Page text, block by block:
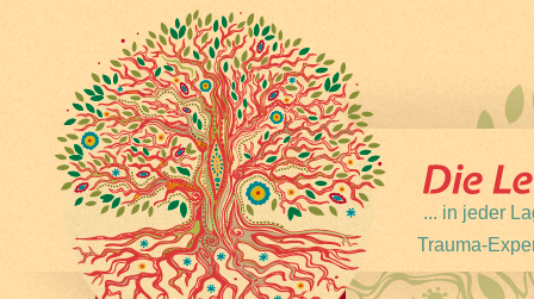
... in jeder
Trauma-